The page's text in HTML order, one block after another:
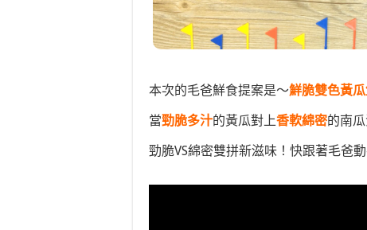
本次的毛爸鮮食提案是～鮮脆雙色黃
當勁脆多汁的黃瓜對上香軟綿密的南
勁脆VS綿密雙拼新滋味！快跟著毛爸動